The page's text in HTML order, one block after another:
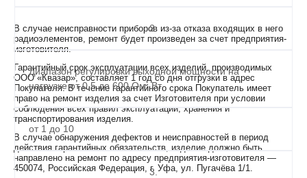
2.
Диапазон регулировки выходной мощности на
нагрузке от 0,5 до 600 Ом, Вт
от 1 до 10
3.
В случае неисправности приборов из-за отказа входящих в него
радиоэлементов, ремонт будет произведен за счет предприятия-
изготовителя.
Гарантийный срок эксплуатации всех изделий, производимых
ООО «Квазар», составляет 1 год со дня отгрузки в адрес
Покупателя. В течение гарантийного срока Покупатель имеет
право на ремонт изделия за счет Изготовителя при условии
соблюдения всех правил эксплуатации, хранения и
транспортирования изделия.
В случае обнаружения дефектов и неисправностей в период
действия гарантийных обязательств, изделие должно быть
направлено на ремонт по адресу предприятия-изготовителя —
450074, Российская Федерация, г. Уфа, ул. Пугачёва 1/1.